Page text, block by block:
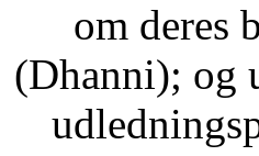
om deres
(Dhanni); og